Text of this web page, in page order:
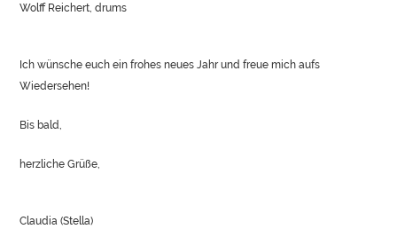
Wolff Reichert, drums
Ich wünsche euch ein frohes neues Jahr und freue mich aufs
Wiedersehen!
Bis bald,
herzliche Grüße,
Claudia (Stella)